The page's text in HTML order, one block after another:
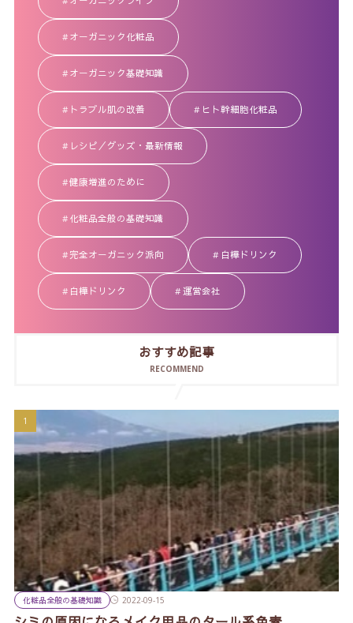
オーガニック化粧品
オーガニック基礎知識
トラブル肌の改善 ヒト幹細胞化粧品
レシピ／グッズ・最新情報
健康増進のために
化粧品全般の基礎知識
完全オーガニック派向 白樺ドリンク
白樺ドリンク 運営会社
おすすめ記事
RECOMMEND
化粧品全般の基礎知識 2022-09-15